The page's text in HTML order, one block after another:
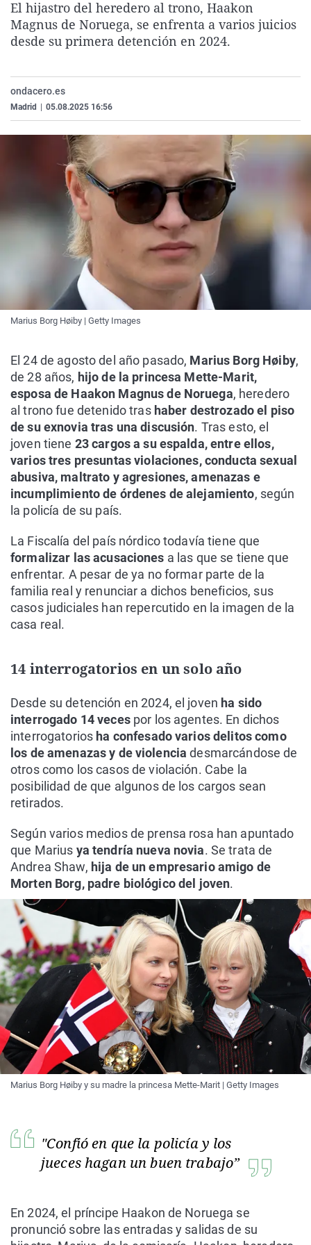
La rosa de los vientos
Gente viajera
Caso
Retornados
Extremadura
Galicia
Virales
Televisión
El hijastro del heredero al trono, Haakon
Magnus de Noruega, se enfrenta a varios juicios
desde su primera detención en 2024.
ondacero.es
Madrid 05.08.2025 16:56
Marius Borg Høiby | Getty Images
El 24 de agosto del año pasado, Marius Borg Høiby,
de 28 años, hijo de la princesa Mette-Marit,
esposa de Haakon Magnus de Noruega, heredero
al trono fue detenido trashaber destrozado el piso
de su exnovia tras una discusión. Tras esto, el
joven tiene 23 cargos a su espalda, entre ellos,
varios tres presuntas violaciones, conducta sexual
abusiva, maltrato y agresiones, amenazas e
incumplimiento de órdenes de alejamiento, según
la policía de su país.
La Fiscalía del país nórdico todavía tiene que
formalizar las acusaciones a las que se tiene que
enfrentar. A pesar de ya no formar parte de la
familia real y renunciar a dichos beneficios, sus
casos judiciales han repercutido en la imagen de la
casa real.
14 interrogatorios en un solo año
Desde su detención en 2024, el joven ha sido
interrogado 14 vecespor los agentes. En dichos
interrogatorios ha confesado varios delitos como
los de amenazas y de violencia desmarcándose de
otros como los casos de violación. Cabe la
posibilidad de que algunos de los cargos sean
retirados.
Según varios medios de prensa rosa han apuntado
que Marius ya tendría nueva novia. Se trata de
Andrea Shaw, hija de un empresario amigo de
Morten Borg, padre biológico del joven.
Marius Borg Høiby y su madre la princesa Mette-Marit | Getty Images
"Confió en que la policía y los
jueces hagan un buen trabajo”
En 2024, el príncipe Haakon de Noruega se
pronunció sobre las entradas y salidas de su